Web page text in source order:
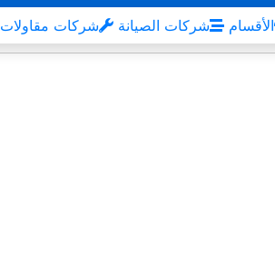
شركات مقاولات شركات الصيانة الأقسام